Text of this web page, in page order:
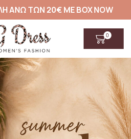
ΑΝΩ ΤΩΝ 20€ ΜΕ BOX NOW
0